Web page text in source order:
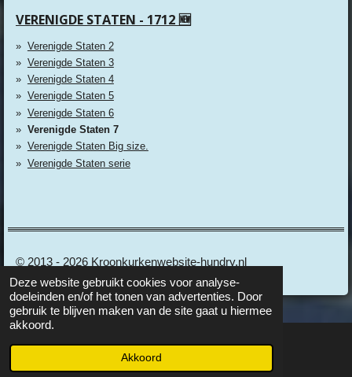
Deze website gebruikt cookies voor analyse-
doeleinden en/of het tonen van advertenties. Door
gebruik te blijven maken van de site gaat u hiermee
akkoord.
Akkoord
VERENIGDE STATEN - 1712 🆕
Verenigde Staten 2
Verenigde Staten 3
Verenigde Staten 4
Verenigde Staten 5
Verenigde Staten 6
Verenigde Staten 7
Verenigde Staten Big size.
Verenigde Staten serie
© 2013 - 2026 Kroonkurkenwebsite-hundry.nl